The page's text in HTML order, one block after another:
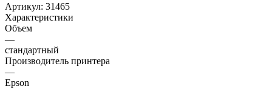
Артикул: 31465
Характеристики
Объем
—
стандартный
Производитель принтера
—
Epson